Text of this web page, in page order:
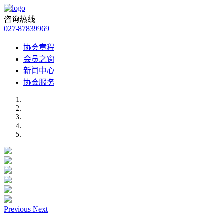
咨询热线
027-87839969
协会章程
会员之窗
新闻中心
协会服务
Previous Next